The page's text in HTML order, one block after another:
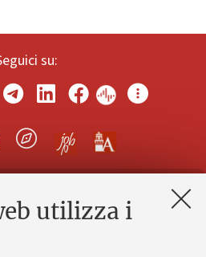
utilizza i
su:
e PEC